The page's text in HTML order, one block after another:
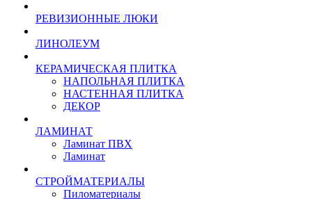
РЕВИЗИОННЫЕ ЛЮКИ
ЛИНОЛЕУМ
КЕРАМИЧЕСКАЯ ПЛИТКА
НАПОЛЬНАЯ ПЛИТКА
НАСТЕННАЯ ПЛИТКА
ДЕКОР
ЛАМИНАТ
Ламинат ПВХ
Ламинат
СТРОЙМАТЕРИАЛЫ
Пиломатериалы